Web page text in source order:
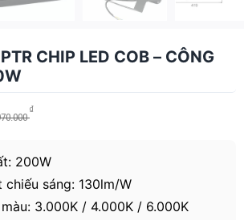
CHIP LED COB – CÔNG
₫
200W
chiếu sáng: 130lm/W
3.000K / 4.000K / 6.000K